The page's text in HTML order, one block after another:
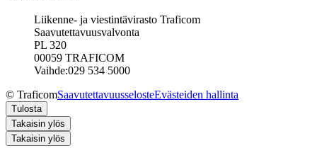
Liikenne- ja viestintävirasto Traficom
Saavutettavuusvalvonta
PL 320
00059 TRAFICOM
Vaihde:029 534 5000
© TraficomSaavutettavuusselosteEvästeiden hallinta
Tulosta
Takaisin ylös
Takaisin ylös